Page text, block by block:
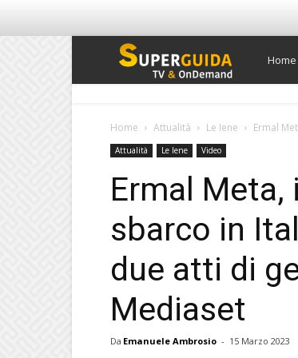
Super
Home
Home Attualità Le Iene Ermal
Attualità Le Iene Video
Ermal
sbarco in
due atti di
Mediaset
Da Emanuele Ambrosio - 15 Marzo 2023